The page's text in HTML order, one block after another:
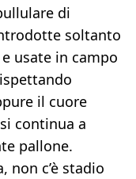
di
soltanto
usate in campo
il cuore
continua a
pallone.
non c’è stadio